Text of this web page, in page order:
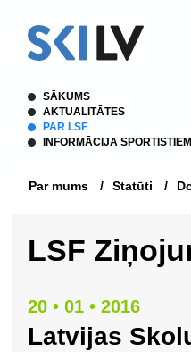
SĀKUMS
AKTUALITĀTES
PAR LSF
INFORMĀCIJA SPORTISTIEM
Par mums / Statūti /
LSF
20 • 01 • 2016
Latvijas